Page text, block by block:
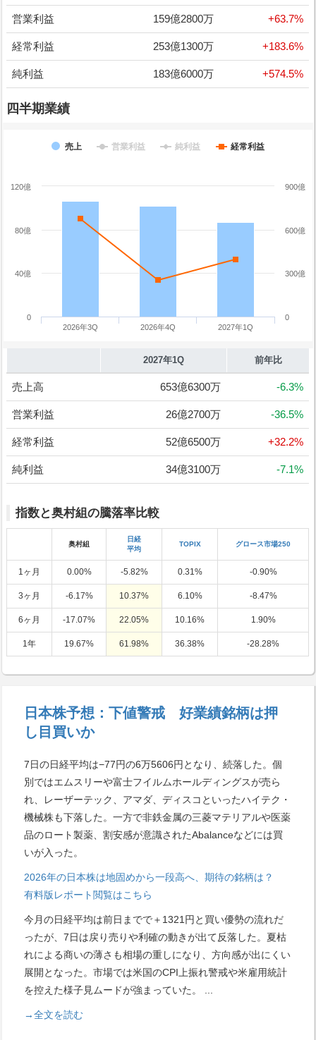
営業利益 159億2800万 +63.7%
経常利益 253億1300万 +183.6%
純利益 183億6000万 +574.5%
四半期業績
売上 営業利益 純利益 経常利益
2026年3Q 2026年4Q 2027年1Q
0
300億
600億
900億
0
40億
80億
120億
2027年1Q 前年比
売上高 653億6300万 -6.3%
営業利益 26億2700万 -36.5%
経常利益 52億6500万 +32.2%
純利益 34億3100万 -7.1%
指数と奥村組の騰落率比較
奥村組
日経
平均
TOPIX グロース市場250
1ヶ月 0.00% -5.82% 0.31% -0.90%
3ヶ月 -6.17% 10.37% 6.10% -8.47%
6ヶ月 -17.07% 22.05% 10.16% 1.90%
1年 19.67% 61.98% 36.38% -28.28%
日本株予想：下値警戒 好業績銘柄は押
し目買いか
7日の日経平均は−77円の6万5606円となり、続落した。個
別ではエムスリーや富士フイルムホールディングスが売ら
れ、レーザーテック、アマダ、ディスコといったハイテク・
機械株も下落した。一方で非鉄金属の三菱マテリアルや医薬
品のロート製薬、割安感が意識されたAbalanceなどには買
いが入った。
2026年の日本株は地固めから一段高へ、期待の銘柄は？
有料版レポート閲覧はこちら
今月の日経平均は前日までで＋1321円と買い優勢の流れだ
ったが、7日は戻り売りや利確の動きが出て反落した。夏枯
れによる商いの薄さも相場の重しになり、方向感が出にくい
展開となった。市場では米国のCPI上振れ警戒や米雇用統計
を控えた様子見ムードが強まっていた。
...
→全文を読む